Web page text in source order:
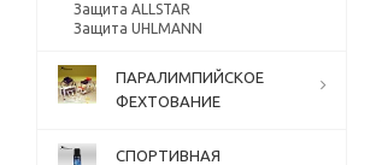
Защита ALLSTAR
Защита UHLMANN
ПАРАЛИМПИЙСКОЕ
ФЕХТОВАНИЕ
СПОРТИВНАЯ